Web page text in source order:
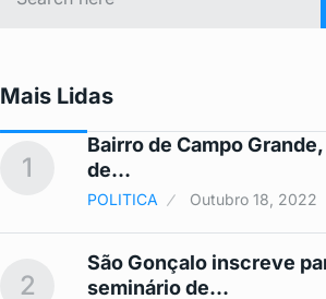
Mais Lidas
1
Bairro de Campo Grande,
de…
POLITICA Outubro 18, 2022
2
São Gonçalo inscreve
seminário de…